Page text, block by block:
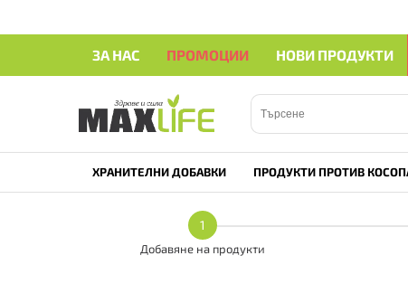
ЗА НАС ПРОМОЦИИ НОВИ ПРОДУКТИ
ХРАНИТЕЛНИ ДОБАВКИ ПРОДУКТИ ПРОТИВ
1
Добавяне на продукти